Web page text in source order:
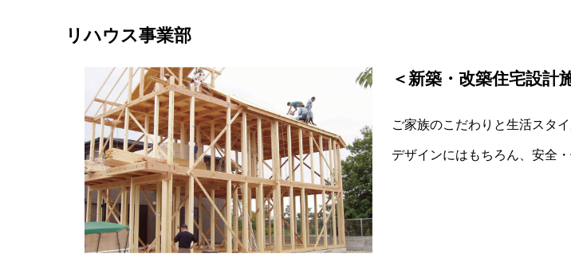
リハウス事業部
＜新築・改築住宅設計
ご家族のこだわりと生活スタ
デザインにはもちろん、安全